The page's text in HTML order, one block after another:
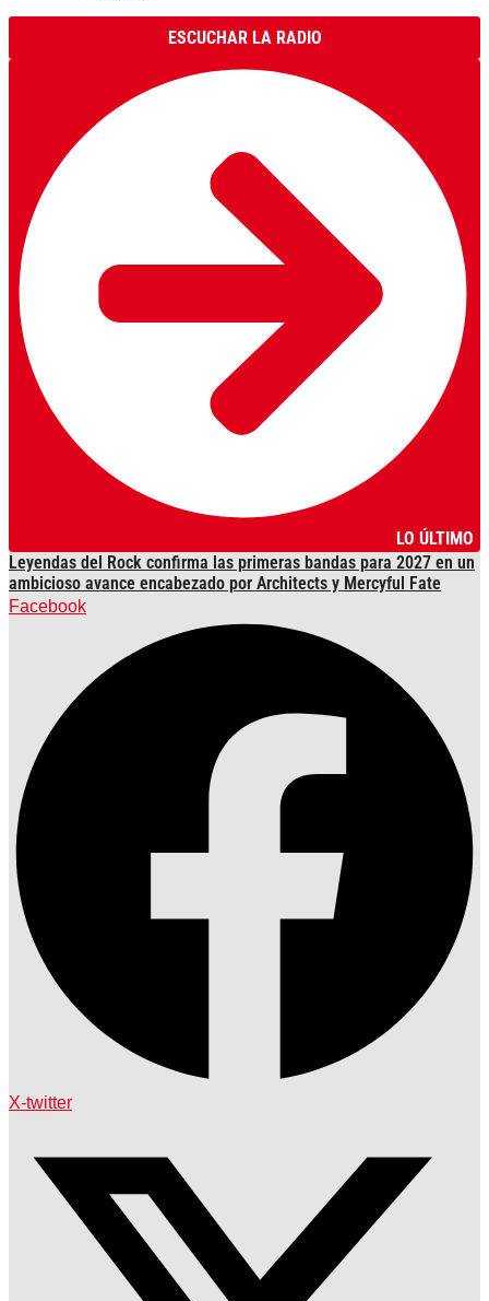
ESCUCHAR LA RADIO
LO ÚLTIMO
Leyendas del Rock confirma las primeras bandas para 2027 en un
ambicioso avance encabezado por Architects y Mercyful Fate
Facebook
X-twitter